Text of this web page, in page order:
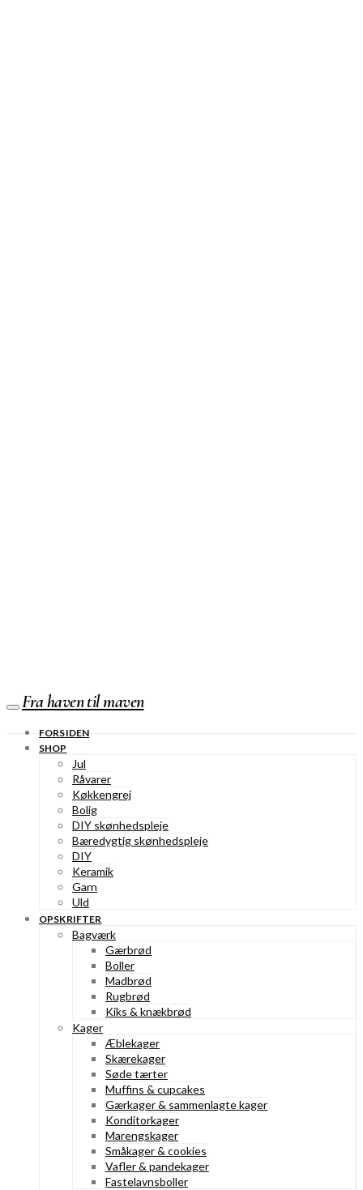
Fra haven til maven
FORSIDEN
SHOP
Jul
Råvarer
Køkkengrej
Bolig
DIY skønhedspleje
Bæredygtig skønhedspleje
DIY
Keramik
Garn
Uld
OPSKRIFTER
Bagværk
Gærbrød
Boller
Madbrød
Rugbrød
Kiks & knækbrød
Kager
Æblekager
Skærekager
Søde tærter
Muffins & cupcakes
Gærkager & sammenlagte kager
Konditorkager
Marengskager
Småkager & cookies
Vafler & pandekager
Fastelavnsboller